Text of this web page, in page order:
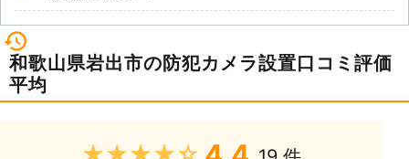
和歌山県岩出市の防犯カメラ設置口コミ評価
平均